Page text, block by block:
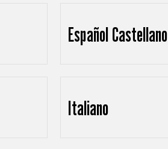
Español Castellano
Italiano